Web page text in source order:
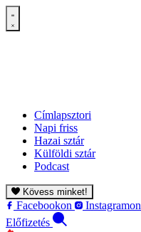
Címlapsztori
Napi friss
Hazai sztár
Külföldi sztár
Podcast
Kövess minket!
Facebookon Instagramon
Előfizetés